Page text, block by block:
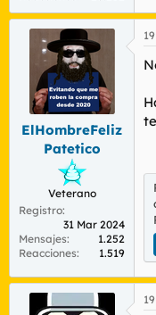
ElHombreFeliz
Patetico
Veterano
Registro
31 Mar 2024
Mensajes
1.252
Reacciones
1.519